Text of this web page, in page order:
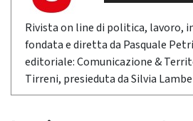
Rivista on line di politica, lavoro,
fondata e diretta da Pasquale
editoriale: Comunicazione &
Tirreni, presieduta da Silvia